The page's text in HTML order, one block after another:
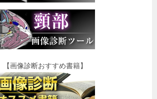
【画像診断おすすめ書籍】